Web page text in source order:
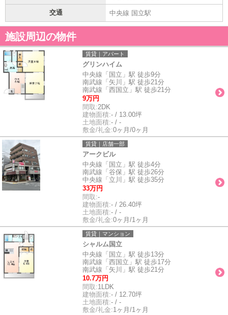
交通 中央線 国立駅
施設周辺の物件
賃貸｜アパート
グリンハイム
中央線「国立」駅 徒歩9分
南武線「矢川」駅 徒歩21分
南武線「西国立」駅 徒歩21分
9万円
間取:2DK
建物面積:- / 13.00坪
土地面積:- / -
敷金/礼金:0ヶ月/0ヶ月
賃貸｜店舗一部
アークビル
中央線「国立」駅 徒歩4分
南武線「谷保」駅 徒歩26分
中央線「立川」駅 徒歩35分
33万円
間取:-
建物面積:- / 26.40坪
土地面積:- / -
敷金/礼金:0ヶ月/1ヶ月
賃貸｜マンション
シャルム国立
中央線「国立」駅 徒歩13分
南武線「西国立」駅 徒歩17分
南武線「矢川」駅 徒歩21分
10.7万円
間取:1LDK
建物面積:- / 12.70坪
土地面積:- / -
敷金/礼金:1ヶ月/1ヶ月